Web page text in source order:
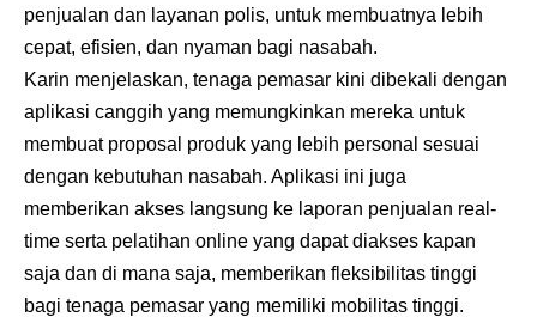
penjualan dan layanan polis, untuk membuatnya lebih
cepat, efisien, dan nyaman bagi nasabah.
Karin menjelaskan, tenaga pemasar kini dibekali dengan
aplikasi canggih yang memungkinkan mereka untuk
membuat proposal produk yang lebih personal sesuai
dengan kebutuhan nasabah. Aplikasi ini juga
memberikan akses langsung ke laporan penjualan real-
time serta pelatihan online yang dapat diakses kapan
saja dan di mana saja, memberikan fleksibilitas tinggi
bagi tenaga pemasar yang memiliki mobilitas tinggi.